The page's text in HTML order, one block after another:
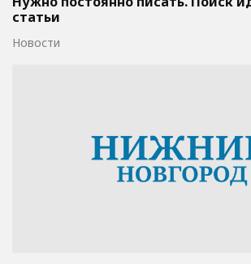
статьи
Новости